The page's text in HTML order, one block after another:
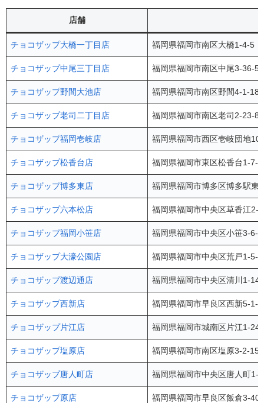
店舗
チョコザップ大橋一丁目店 福岡県福岡市南区大橋1-4-
チョコザップ中尾三丁目店 福岡県福岡市南区中尾3-
チョコザップ野間大池店 福岡県福岡市南区野間4-1-
チョコザップ老司二丁目店 福岡県福岡市南区老司2-23-
チョコザップ福岡壱岐店 福岡県福岡市西区壱岐団地
チョコザップ松香台店 福岡県福岡市東区松香台1-
チョコザップ博多東店 福岡県福岡市博多区博多駅
チョコザップ六本松店 福岡県福岡市中央区草香江
チョコザップ福岡小笹店 福岡県福岡市中央区小笹3-
チョコザップ大濠公園店 福岡県福岡市中央区荒戸1-
チョコザップ渡辺通店 福岡県福岡市中央区清川1-
チョコザップ西新店 福岡県福岡市早良区西新5-
チョコザップ片江店 福岡県福岡市城南区片江1-
チョコザップ塩原店 福岡県福岡市南区塩原3-2-
チョコザップ唐人町店 福岡県福岡市中央区唐人町
チョコザップ原店 福岡県福岡市早良区飯倉3-